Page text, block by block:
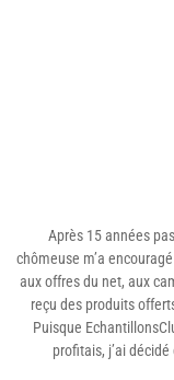
Après 15 années
chômeuse m’a
aux offres du net, aux
reçu des produits
Puisque
profitais, j’ai